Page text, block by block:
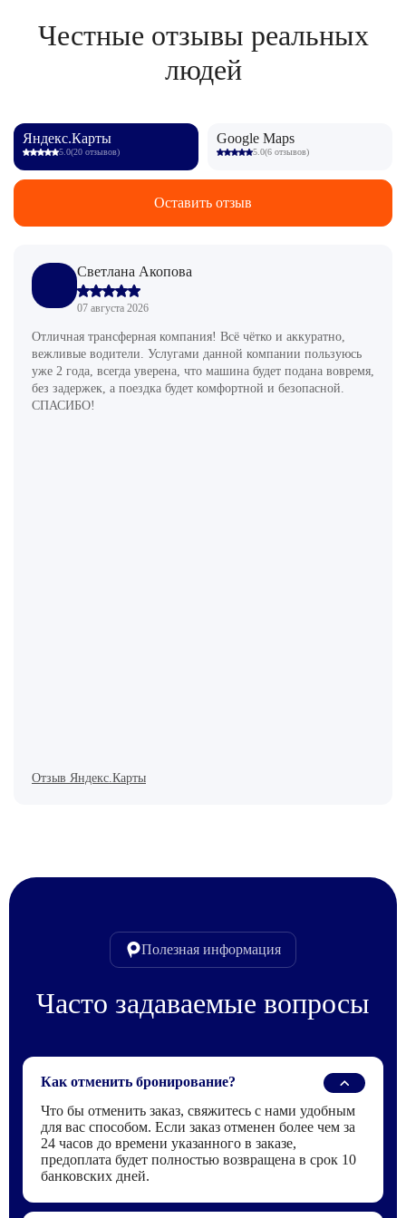
Честные отзывы реальных
людей
Яндекс.Карты
5.0(20 отзывов)
Google Maps
5.0(6 отзывов)
Оставить отзыв
Светлана Акопова
07 августа 2026
Отличная трансферная компания! Всё чётко и аккуратно,
вежливые водители. Услугами данной компании пользуюсь
уже 2 года, всегда уверена, что машина будет подана вовремя,
без задержек, а поездка будет комфортной и безопасной.
СПАСИБО!
Отзыв Яндекс.Карты
Полезная информация
Часто задаваемые вопросы
Как отменить бронирование?
Что бы отменить заказ, свяжитесь с нами удобным
для вас способом. Если заказ отменен более чем за
24 часов до времени указанного в заказе,
предоплата будет полностью возвращена в срок 10
банковских дней.